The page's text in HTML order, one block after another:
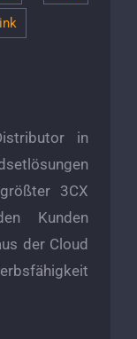
in
3CX
Kunden
der Cloud